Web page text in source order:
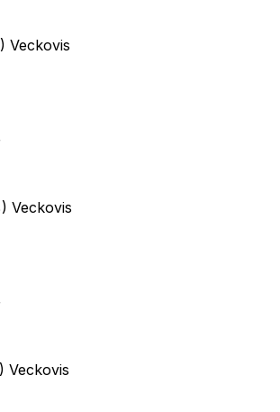
Veckovis
Veckovis
Veckovis